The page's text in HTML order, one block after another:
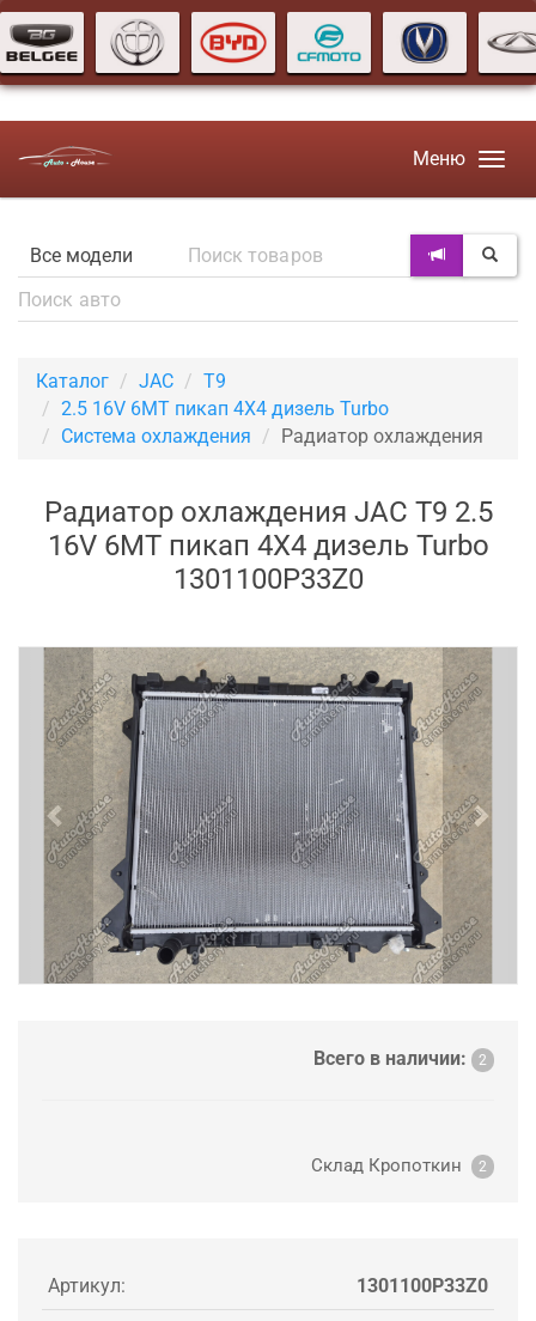
Меню
Каталог JAC
T9
2.5 16V 6MT пикап 4X4 дизель Turbo
Система охлаждения
Радиатор охлаждения
Радиатор охлаждения JAC T9 2.5
16V 6MT пикап 4X4 дизель Turbo
1301100P33Z0
Previous Next
Всего в наличии: 2
Склад Кропоткин 2
Артикул: 1301100P33Z0